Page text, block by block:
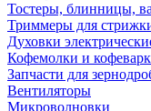
Тостеры, блинницы,
Триммеры для
Духовки
Кофемолки и
Запчасти для
Вентиляторы
Микроволновки